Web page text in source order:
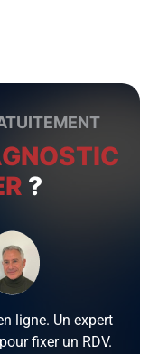
?
ligne. Un expert
fixer un RDV.